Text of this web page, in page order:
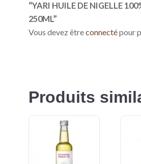
“YARI HUILE DE NIGELLE
250ML”
Vous devez êtreconnectépour
Produits